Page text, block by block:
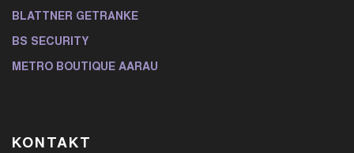
BLATTNER GETRÄNKE
BS SECURITY
METRO BOUTIQUE AARAU
KONTAKT